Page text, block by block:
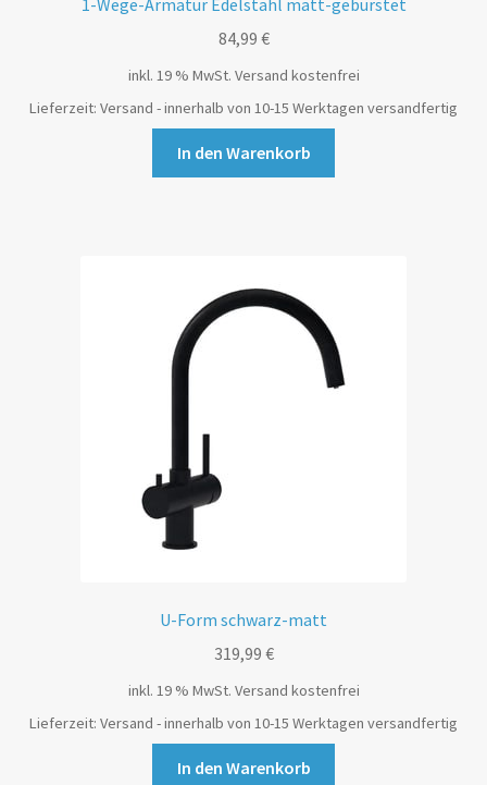
1-Wege-Armatur Edelstahl matt-gebürstet
84,99 €
inkl. 19 % MwSt. Versand kostenfrei
Lieferzeit: Versand - innerhalb von 10-15 Werktagen versandfertig
In den Warenkorb
U-Form schwarz-matt
319,99 €
inkl. 19 % MwSt. Versand kostenfrei
Lieferzeit: Versand - innerhalb von 10-15 Werktagen versandfertig
In den Warenkorb